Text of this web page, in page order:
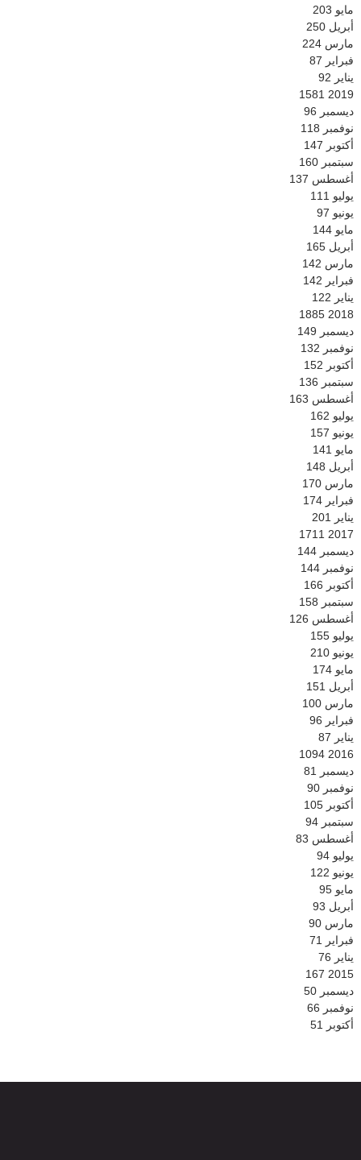
مايو 203
أبريل 250
مارس 224
فبراير 87
يناير 92
2019
1581
ديسمبر 96
نوفمبر 118
أكتوبر 147
سبتمبر 160
أغسطس 137
يوليو 111
يونيو 97
مايو 144
أبريل 165
مارس 142
فبراير 142
يناير 122
2018
1885
ديسمبر 149
نوفمبر 132
أكتوبر 152
سبتمبر 136
أغسطس 163
يوليو 162
يونيو 157
مايو 141
أبريل 148
مارس 170
فبراير 174
يناير
201
2017
1711
ديسمبر 144
نوفمبر 144
أكتوبر 166
سبتمبر 158
أغسطس 126
يوليو 155
يونيو 210
مايو 174
أبريل 151
مارس 100
فبراير 96
يناير 87
2016
1094
ديسمبر
81
نوفمبر 90
أكتوبر 105
سبتمبر 94
أغسطس 83
يوليو 94
يونيو 122
مايو 95
أبريل 93
مارس 90
فبراير
71
يناير 76
2015
167
ديسمبر 50
نوفمبر 66
أكتوبر
51